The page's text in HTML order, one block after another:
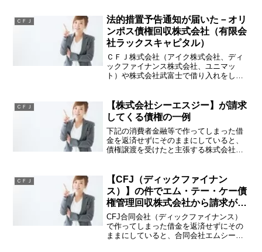
務を行っている会社です。（...
ＣＦＪ
法的措置予告通知が届いた－オリ
ンポス債権回収株式会社（有限会
社ラックスキャピタル）
ＣＦＪ株式会社（アイク株式会社、ディ
ックファイナンス株式会社、ユニマッ
ト）や株式会社武富士で借り入れをしそ
スキャピタル、株式会社キュ・エル等）
の債権回収受託会社であるオ...
ＣＦＪ
【株式会社シーエスジー】が請求
してくる債権の一例
下記の消費者金融等で作ってしまった借
金を返済せずにそのままにしていると、
債権譲渡を受けたと主張する株式会社シ
られてきたり自宅まで取り立てをされる
ことがあります。【株式会...
ＣＦＪ
【CFJ（ディックファイナン
ス）】の件でエム・テー・ケー債
権管理回収株式会社から請求が来
たら
CFJ合同会社（ディックファイナンス）
で作ってしまった借金を返済せずにその
ままにしていると、合同会社エムシース